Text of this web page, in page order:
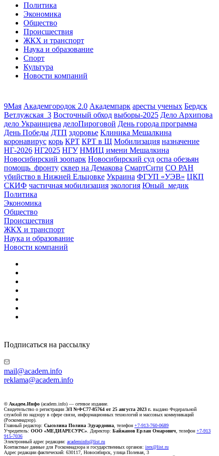
Политика
Экономика
Общество
Происшествия
ЖКХ и транспорт
Наука и образование
Спорт
Культура
Новости компаний
9Мая Академгородок 2.0 Академпарк аресты ученых Бердск
Ветлужская_3 Восточный обход выборы-2025 Дело Архипова
дело Украинцева делоПироговой День города программа
День Победы ДТП здоровье Клиника Мешалкина
коронавирус корь КРТ КРТ в Щ Мобилизация назначение
НГ-2026 НГ2025 НГУ НМИЦ имени Мешалкина
Новосибирский зоопарк Новосибирский суд оспа обезьян
помощь_фронту сквер на Демакова СмартСити СО РАН
убийство в Нижней Ельцовке Украина ФГУП «УЭВ» ЦКП
СКИФ частичная мобилизация экология Юный_медик
Политика
Экономика
Общество
Происшествия
ЖКХ и транспорт
Наука и образование
Новости компаний
Подписаться на рассылку
mail@academ.info
reklama@academ.info
© Академ.Инфо (academ.info) — сетевое издание.
Свидетельство о регистрации ЭЛ №ФС77-85764 от 25 августа 2023 г. выдано Федеральной
службой по надзору в сфере связи, информационных технологий и массовых коммуникаций
(Роскомнадзор).
Главный редактор: Сысолина Полина Эдуардовна , телефон +7-913-760-0689
Учредитель: ООО «МЕДИАРЕСУРС» . Директор: Байжанов Ерлан Омарович , телефон +7-913
915-7036
Электронный адрес редакции: academinfo@list.ru
Контактные данные для Роскомнадзора и государственных органов: irex@list.ru
Адрес редакции фактический: 630117, Новосибирск, улица Полевая, 3